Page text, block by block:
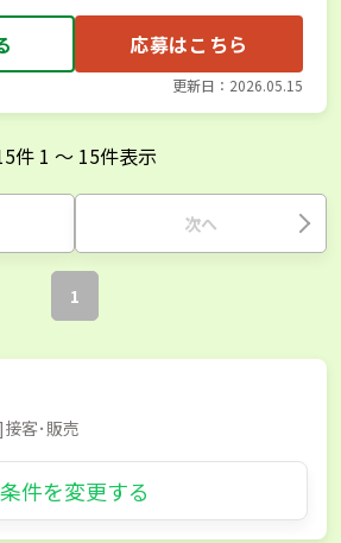
応募はこちら
更新日：2026.05.15
件 1 〜 15件表示
次へ
1
客･販売
条件を変更する